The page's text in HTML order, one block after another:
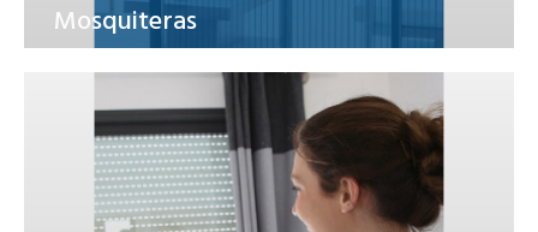
Mosquiteras